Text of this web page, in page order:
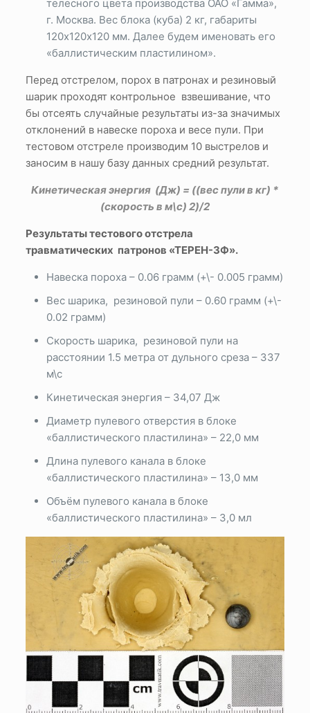
телесного цвета производства ОАО «Гамма»,
г. Москва. Вес блока (куба) 2 кг, габариты
120х120х120 мм. Далее будем именовать его
«баллистическим пластилином».
Перед отстрелом, порох в патронах и резиновый
шарик проходят контрольное взвешивание, что
бы отсеять случайные результаты из-за значимых
отклонений в навеске пороха и весе пули. При
тестовом отстреле производим 10 выстрелов и
заносим в нашу базу данных средний результат.
Кинетическая энергия (Дж) = ((вес пули в кг) *
(скорость в м\с) 2)/2
Результаты тестового отстрела
травматических патронов «ТЕРЕН-3Ф».
Навеска пороха – 0.06 грамм (+\- 0.005 грамм)
Вес шарика, резиновой пули – 0.60 грамм (+\-
0.02 грамм)
Скорость шарика, резиновой пули на
расстоянии 1.5 метра от дульного среза – 337
м\с
Кинетическая энергия – 34,07 Дж
Диаметр пулевого отверстия в блоке
«баллистического пластилина» – 22,0 мм
Длина пулевого канала в блоке
«баллистического пластилина» – 13,0 мм
Объём пулевого канала в блоке
«баллистического пластилина» – 3,0 мл